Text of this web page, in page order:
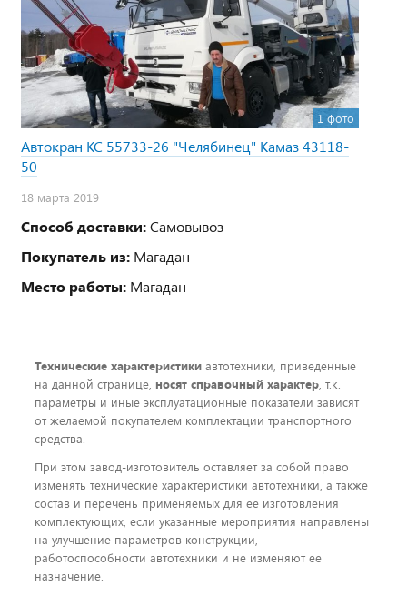
1 фото
Автокран КС 55733-26 "Челябинец" Камаз 43118-
50
18 марта 2019
Способ доставки:Самовывоз
Покупатель из: Магадан
Место работы: Магадан
Технические характеристики автотехники, приведенные
на данной странице, носят справочный характер, т.к.
параметры и иные эксплуатационные показатели зависят
от желаемой покупателем комплектации транспортного
средства.
При этом завод-изготовитель оставляет за собой право
изменять технические характеристики автотехники, а также
состав и перечень применяемых для ее изготовления
комплектующих, если указанные мероприятия направлены
на улучшение параметров конструкции,
работоспособности автотехники и не изменяют ее
назначение.